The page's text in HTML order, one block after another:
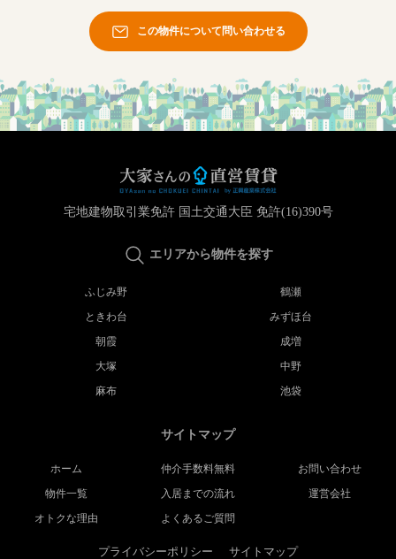
この物件について問い合わせる
宅地建物取引業免許 国土交通大臣 免許(16)390号
エリアから物件を探す
ふじみ野
鶴瀬
ときわ台
みずほ台
朝霞
成増
大塚
中野
麻布
池袋
サイトマップ
ホーム
物件一覧
オトクな理由
仲介手数料無料
入居までの流れ
よくあるご質問
お問い合わせ
運営会社
プライバシーポリシー サイトマップ